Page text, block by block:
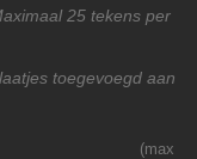
25 tekens per
toegevoegd aan
(max